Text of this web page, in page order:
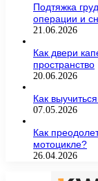
Подтяжка
операции и
21.06.2026
Как двери
пространство
20.06.2026
Как
07.05.2026
Как
мотоцикле?
26.04.2026